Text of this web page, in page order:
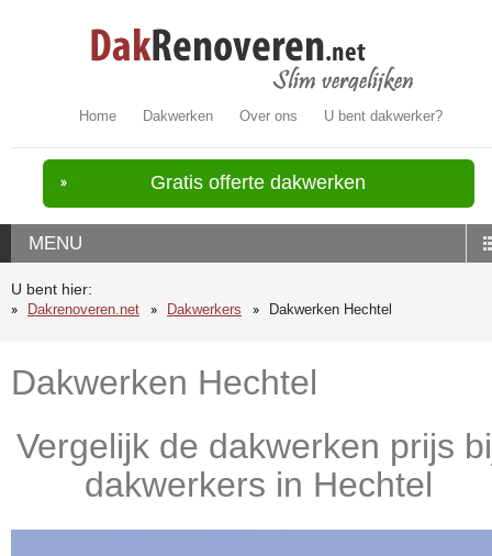
Home Dakwerken Over ons U bent dakwerker?
Gratis offerte dakwerken
MENU
U bent hier:
Dakrenoveren.net
Dakwerkers Dakwerken Hechtel
Dakwerken Hechtel
Vergelijk de dakwerken prijs
dakwerkers in Hechtel